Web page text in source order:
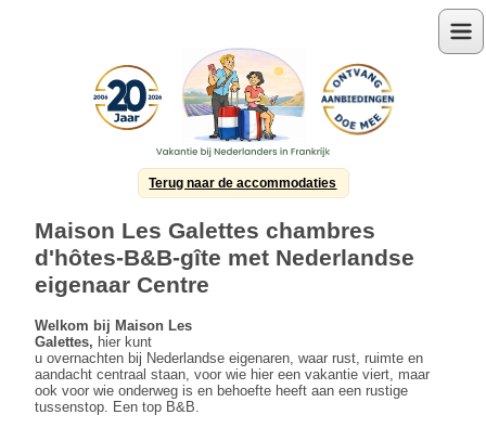
Menu
Terug naar de accommodaties
Maison Les Galettes chambres
d'hôtes-B&B-gîte met Nederlandse
eigenaar Centre
Welkom bij Maison Les
Galettes, hier kunt
u overnachten bij Nederlandse eigenaren, waar rust, ruimte en
aandacht centraal staan, voor wie hier een vakantie viert, maar
ook voor wie onderweg is en behoefte heeft aan een rustige
tussenstop. Een top B&B.